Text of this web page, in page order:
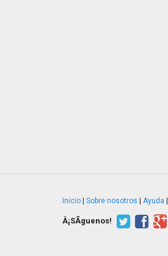
Inicio Sobre nosotros Ayuda
Â¡SÃ­guenos!